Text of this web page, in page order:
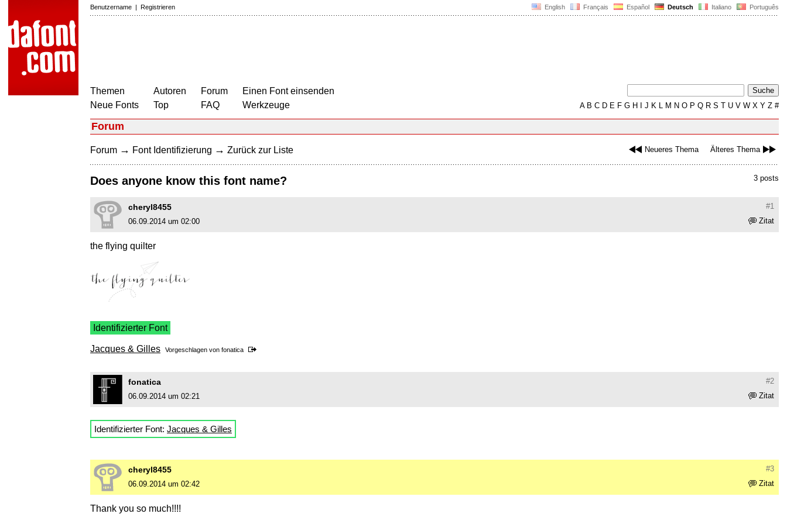
English Français Español Deutsch Italiano Português
Benutzername | Registrieren
Themen
Neue Fonts
Autoren
Top
Forum
FAQ
Einen Font einsenden
Werkzeuge
AB C D E F G H J K L M N O P Q R S T U V W X Y Z #
Forum
Neueres Thema Älteres Thema
Forum → Font Identifizierung → Zurück zur Liste
3 posts
Does anyone know this font name?
#1
cheryl8455
Zitat
06.09.2014 um 02:00
the flying quilter
Identifizierter Font
Jacques & Gilles Vorgeschlagen von fonatica
#2
fonatica
Zitat
06.09.2014 um 02:21
Identifizierter Font: Jacques & Gilles
#3
cheryl8455
Zitat
06.09.2014 um 02:42
Thank you so much!!!!